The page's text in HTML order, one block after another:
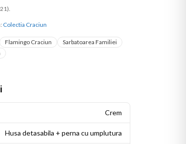
Colectia Craciun
Flamingo Craciun
Sarbatoarea Familiei
Crem
Husa detasabila + perna cu umplutura